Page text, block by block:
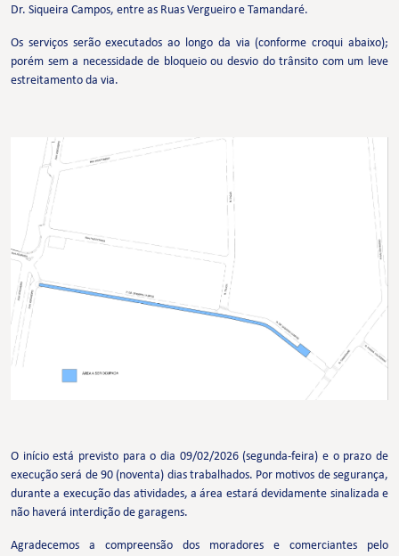
Dr. Siqueira Campos, entre as Ruas Vergueiro e Tamandaré.
Os serviços serão executados ao longo da via (conforme croqui abaixo);
porém sem a necessidade de bloqueio ou desvio do trânsito com um leve
estreitamento da via.
O início está previsto para o dia 09/02/2026 (segunda-feira) e o prazo de
execução será de 90 (noventa) dias trabalhados. Por motivos de segurança,
durante a execução das atividades, a área estará devidamente sinalizada e
não haverá interdição de garagens.
Agradecemos a compreensão dos moradores e comerciantes pelo